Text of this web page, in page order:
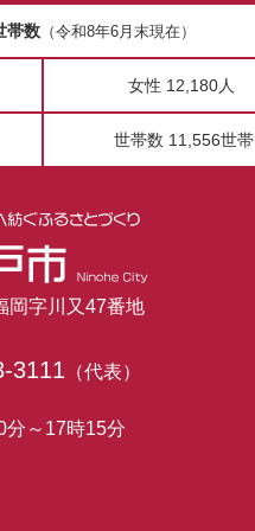
帯数（令和8年6月末現在）
女性 12,180人
世帯数 11,556世帯
字川又47番地
3111 （代表）
分～17時15分